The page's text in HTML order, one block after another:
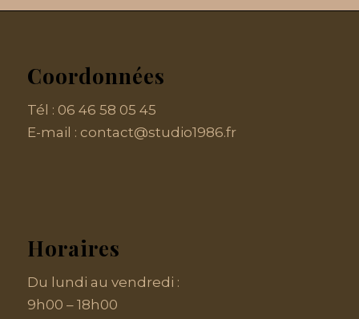
Coordonnées
Tél : 06 46 58 05 45
E-mail : contact@studio1986.fr
Horaires
Du lundi au vendredi :
9h00 – 18h00